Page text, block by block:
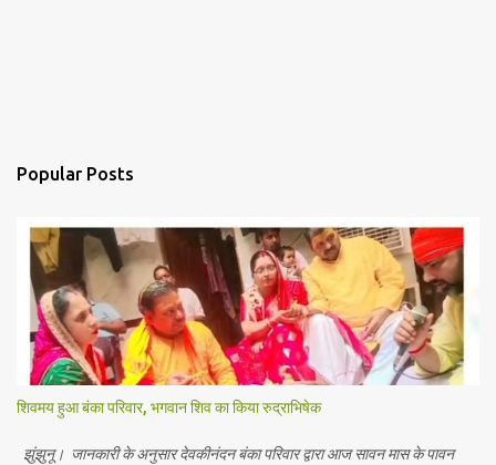
Popular Posts
शिवमय हुआ बंका परिवार, भगवान शिव का किया रुद्राभिषेक
झुंझुनू। जानकारी के अनुसार देवकीनंदन बंका परिवार द्वारा आज सावन मास के पावन